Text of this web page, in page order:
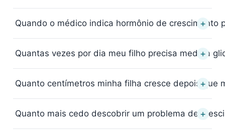
Quando o médico indica hormônio de crescimento
+
Quantas vezes por dia meu filho precisa medir a
+
Quanto centímetros minha filha cresce depois que
+
Quanto mais cedo descobrir um problema de+